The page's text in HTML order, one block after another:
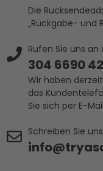
Die
„Rückgabe- und
Rufen Sie uns an
304 6690
Wir haben
das
Sie sich per E-
Schreiben Sie